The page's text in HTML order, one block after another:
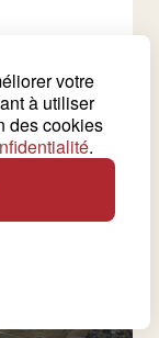
place. votre
à utiliser
des cookies
.